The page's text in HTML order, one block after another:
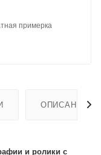
примерка
ОПИСАНИЕ
и ролики с